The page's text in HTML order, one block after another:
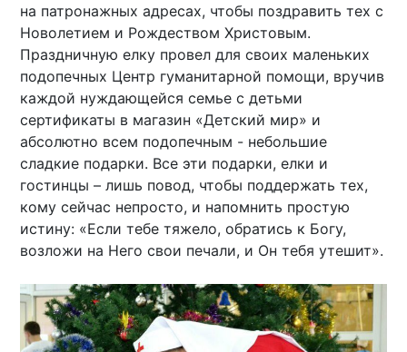
на патронажных адресах, чтобы поздравить тех с
Новолетием и Рождеством Христовым.
Праздничную елку провел для своих маленьких
подопечных Центр гуманитарной помощи, вручив
каждой нуждающейся семье с детьми
сертификаты в магазин «Детский мир» и
абсолютно всем подопечным - небольшие
сладкие подарки. Все эти подарки, елки и
гостинцы – лишь повод, чтобы поддержать тех,
кому сейчас непросто, и напомнить простую
истину: «Если тебе тяжело, обратись к Богу,
возложи на Него свои печали, и Он тебя утешит».